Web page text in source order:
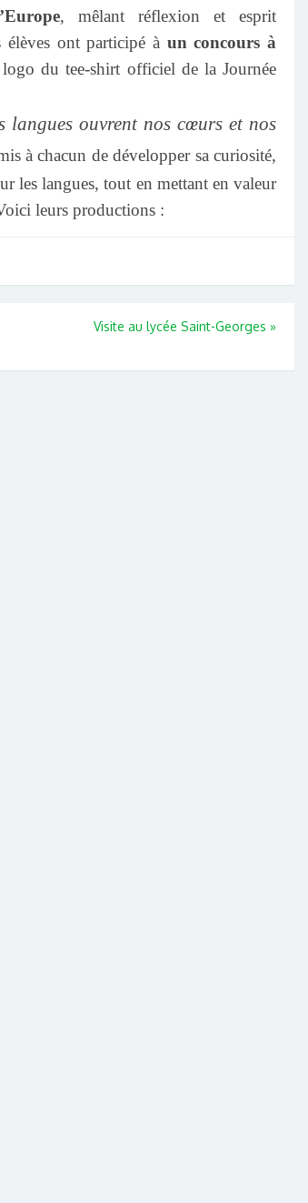
, mêlant réflexion et esprit
ont participé à un concours à
du tee-shirt officiel de la Journée
langues ouvrent nos cœurs et nos
à chacun de développer sa curiosité,
les langues, tout en mettant en valeur
leurs productions :
Visite au lycée Saint-Georges »